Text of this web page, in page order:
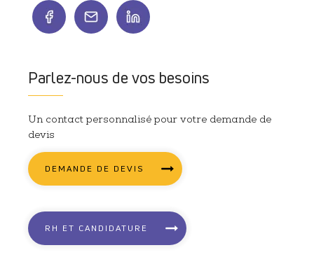
Parlez-nous de vos besoins
Un contact personnalisé pour votre demande de
devis
DEMANDE DE DEVIS
RH ET CANDIDATURE